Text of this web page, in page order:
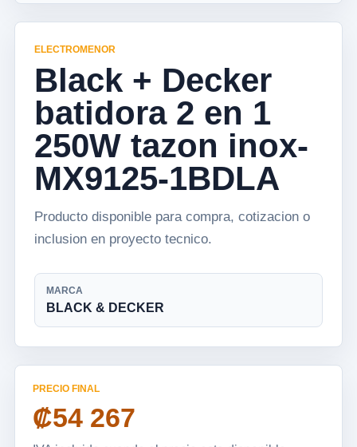
ELECTROMENOR
Black + Decker
batidora 2 en 1
250W tazon inox-
MX9125-1BDLA
Producto disponible para compra, cotizacion o
inclusion en proyecto tecnico.
MARCA
BLACK & DECKER
PRECIO FINAL
₡54 267